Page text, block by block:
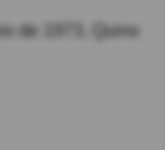
de 1973, Quino